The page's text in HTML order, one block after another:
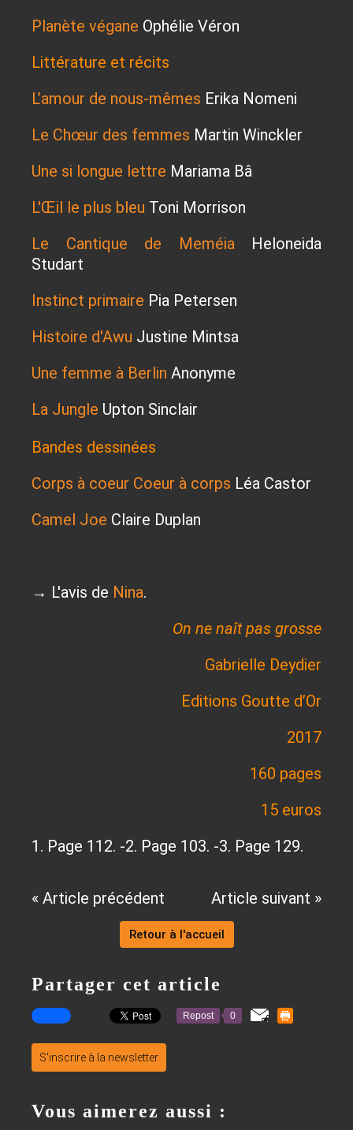
Planète végane Ophélie Véron
Littérature et récits
L’amour de nous-mêmes Erika Nomeni
Le Chœur des femmes Martin Winckler
Une si longue lettre Mariama Bâ
L'Œil le plus bleu Toni Morrison
Le Cantique de Meméia Heloneida
Studart
Instinct primaire Pia Petersen
Histoire d'Awu Justine Mintsa
Une femme à Berlin Anonyme
La Jungle Upton Sinclair
Bandes dessinées
Corps à coeur Coeur à corps Léa Castor
Camel Joe Claire Duplan
→ L'avis de Nina.
On ne naît pas grosse
Gabrielle Deydier
Editions Goutte d’Or
2017
160 pages
15 euros
1. Page 112. -2. Page 103. -3. Page 129.
« Article précédent Article suivant »
Retour à l'accueil
Partager cet article
Repost 0
S'inscrire à la newsletter
Vous aimerez aussi :